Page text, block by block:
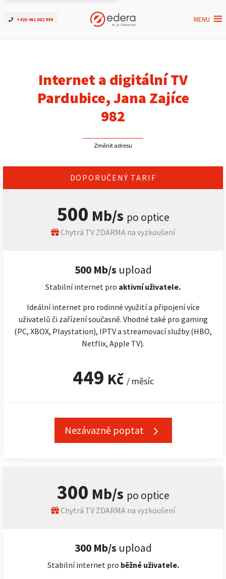
+420 461 002 999 MENU
Ověřit dostupnost
ČEZNET TV
Kontakt
Internet a digitální TV
Pardubice, Jana Zajíce
982
Změnit adresu
300 Mb/s po optice
Chytrá TV ZDARMA na vyzkoušení
300 Mb/s upload
Stabilní internet pro běžné uživatele.
DOPORUČENÝ TARIF
500 Mb/s po optice
Chytrá TV ZDARMA na vyzkoušení
500 Mb/s upload
Stabilní internet pro aktivní uživatele.
Ideální internet pro rodinné využití a připojení více
uživatelů či zařízení současně. Vhodné také pro gaming
(PC, XBOX, Playstation), IPTV a streamovací služby (HBO,
Netflix, Apple TV).
449 Kč / měsíc
Nezávazně poptat